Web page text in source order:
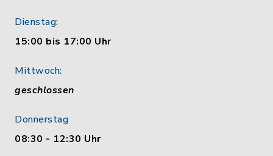
Dienstag:
15:00 bis 17:00 Uhr
Mittwoch:
geschlossen
Donnerstag
08:30 - 12:30 Uhr